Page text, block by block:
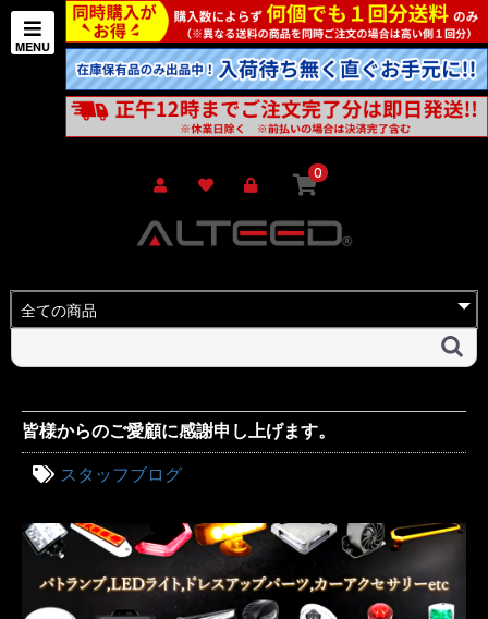
0
皆様からのご愛顧に感謝申し上げます。
スタッフブログ